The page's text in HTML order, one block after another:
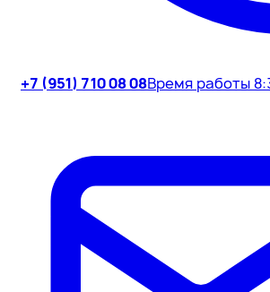
+7 (951) 710 08 08Время работы